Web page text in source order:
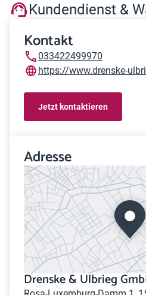
Kundendienst &
Kontakt
033422499970
https://www.drenske-
Jetzt kontaktieren
Adresse
Drenske & Ulbrieg